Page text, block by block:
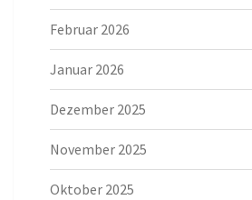
Februar 2026
Januar 2026
Dezember 2025
November 2025
Oktober 2025